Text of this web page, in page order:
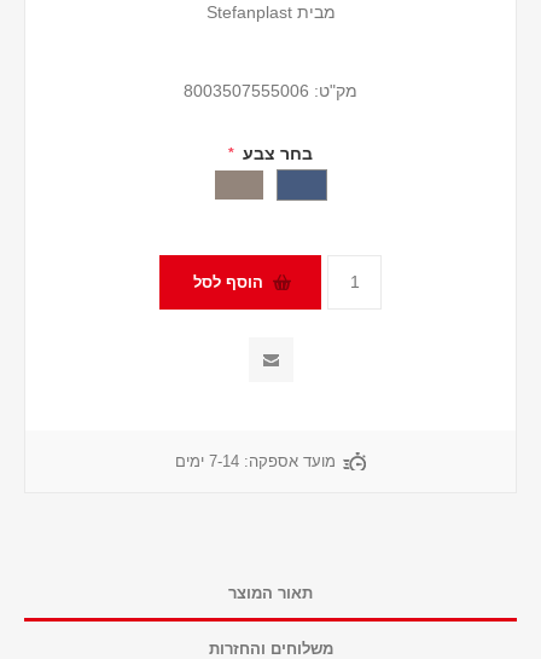
מבית Stefanplast
מק"ט: 8003507555006
בחר צבע *
מועד אספקה: 7-14 ימים
תאור המוצר
משלוחים והחזרות